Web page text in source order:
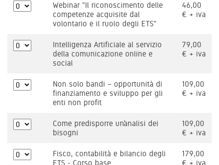
Webinar "Il riconoscimento delle
competenze acquisite dal
volontario e il ruolo degli ETS"
46,00
€ + iva
Intelligenza Artificiale al servizio
della comunicazione online e
social
79,00
€ + iva
Non solo bandi – opportunità di
finanziamento e sviluppo per gli
enti non profit
109,00
€ + iva
Come predisporre un’analisi dei
bisogni
109,00
€ + iva
Fisco, contabilità e bilancio degli
ETS - Corso base
179,00
€ + iva